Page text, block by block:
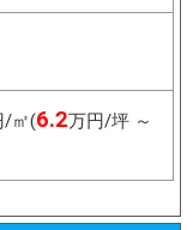
/㎡(6.2万円/坪 ～